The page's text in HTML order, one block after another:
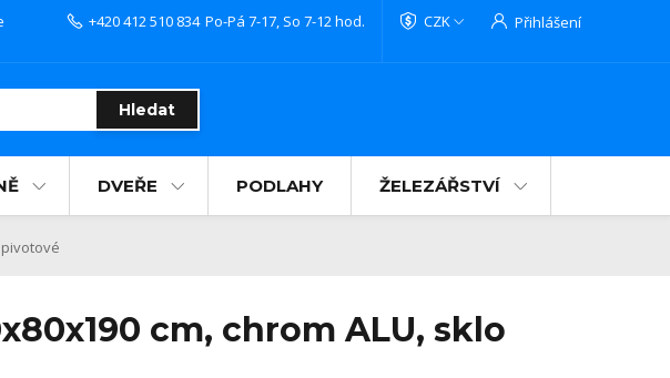
CZK Přihlášení
Hledat
+420 412 510 834 Po-Pá 7-17, So 7-12 hod.
DVEŘE PODLAHY ŽELEZÁŘSTVÍ
pivotové
cm, chrom ALU, sklo